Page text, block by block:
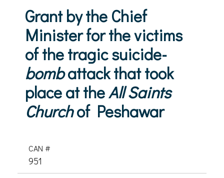
Grant by the Chief
Minister for the victims
of the tragic suicide-
bombattack that took
place at theAll Saints
Churchof Peshawar
CAN #
951